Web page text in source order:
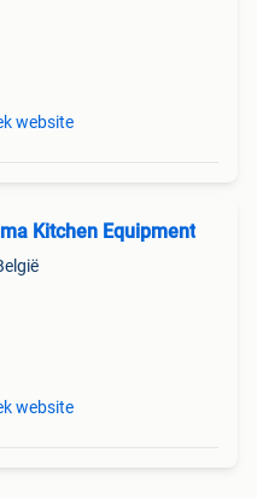
website
Kitchen Equipment
website